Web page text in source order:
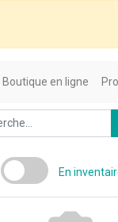
Boutique en ligne
En